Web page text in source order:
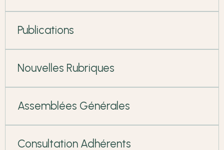
Publications
Nouvelles Rubriques
Assemblées Générales
Consultation Adhérents